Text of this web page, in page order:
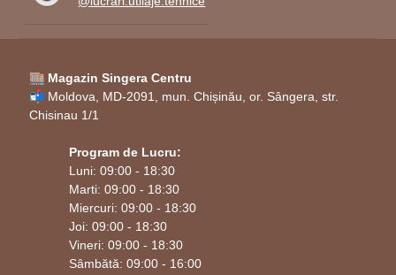
🏬 Magazin Singera Centru
📬 Moldova, MD-2091, mun. Chișinău, or. Sângera, str.
Chisinau 1/1
Program de Lucru:
Luni: 09:00 - 18:30
Marti: 09:00 - 18:30
Miercuri: 09:00 - 18:30
Joi: 09:00 - 18:30
Vineri: 09:00 - 18:30
Sâmbătă: 09:00 - 16:00